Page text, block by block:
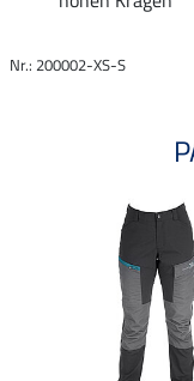
Nr.: 200002-XS-S